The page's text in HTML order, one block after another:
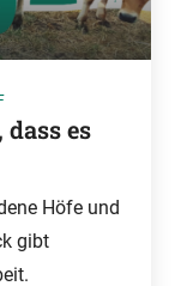
es
Höfe und
gibt